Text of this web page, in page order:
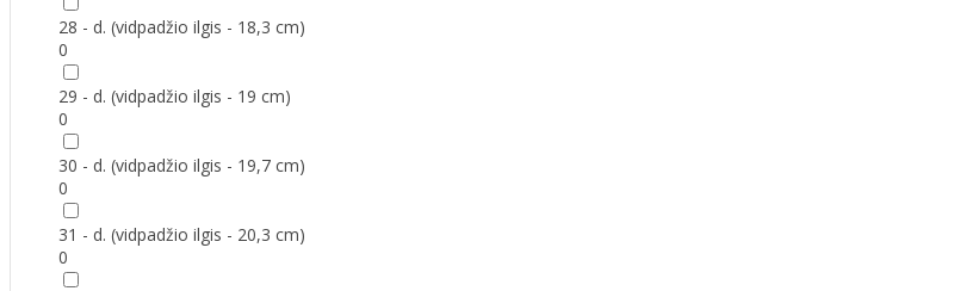
28 - d. (vidpadžio ilgis - 18,3 cm)
0
29 - d. (vidpadžio ilgis - 19 cm)
0
30 - d. (vidpadžio ilgis - 19,7 cm)
0
31 - d. (vidpadžio ilgis - 20,3 cm)
0